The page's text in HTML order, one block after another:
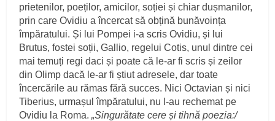
prietenilor, poeților, amicilor, soției și chiar dușmanilor,
prin care Ovidiu a încercat să obțină bunăvoința
împăratului. Și lui Pompei i-a scris Ovidiu, și lui
Brutus, fostei soții, Gallio, regelui Cotis, unul dintre cei
mai temuți regi daci și poate că le-ar fi scris și zeilor
din Olimp dacă le-ar fi știut adresele, dar toate
încercările au rămas fără succes. Nici Octavian și nici
Tiberius, urmașul împăratului, nu l-au rechemat pe
Ovidiu la Roma.„Singurătate cere și tihnă poezia:/